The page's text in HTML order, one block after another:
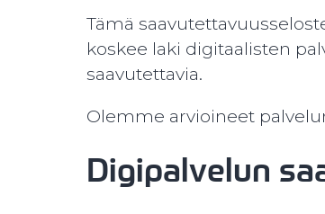
Tämä
koskee laki digitaalisten
saavutettavia.
Olemme arvioineet
Digipalvelun